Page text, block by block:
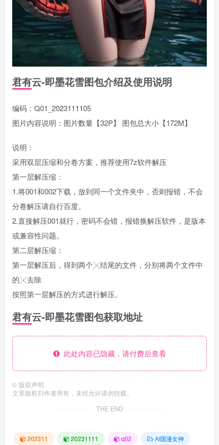
君有云-即墨花雪图包介绍及使用说明
编码：Q01_2023111105
图片内容说明：图片数量【32P】 图包总大小【172M】
说明：
采用双层压缩和分卷方案，推荐使用7z软件解压
第一层解压缩：
1.将001和002下载，放到同一个文件夹中，否则报错，不会
分卷解压请自行百度。
2.直接解压001就行，密码不会错，报错换解压软件，是版本
或兼容性问题。
第二层解压缩：
第一层解压后，得到两个╳结尾的文件，分别将两个文件中
的╳去除
按照第一层解压的方式进行解压。
君有云-即墨花雪图包获取地址
此处内容已隐藏，请付费后查看
© 版权声明
文章版权归作者所有，未经允许请勿转载。
THE END
202311 20231111 q02
AI国漫女神